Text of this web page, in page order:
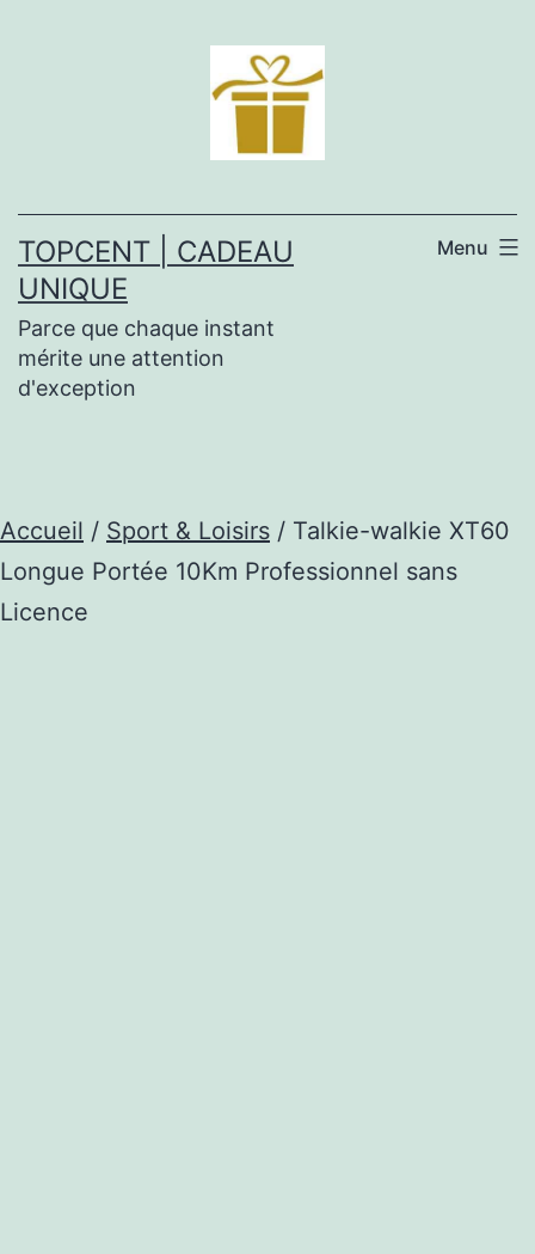
TOPCENT | CADEAU
UNIQUE
Parce que chaque instant
mérite une attention
d'exception
Menu
Accueil / Sport & Loisirs / Talkie-walkie XT60
Longue Portée 10Km Professionnel sans
Licence